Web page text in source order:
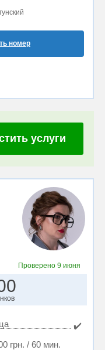
номер
услуги
Проверено9 июня
✔️
грн. / 60 мин.